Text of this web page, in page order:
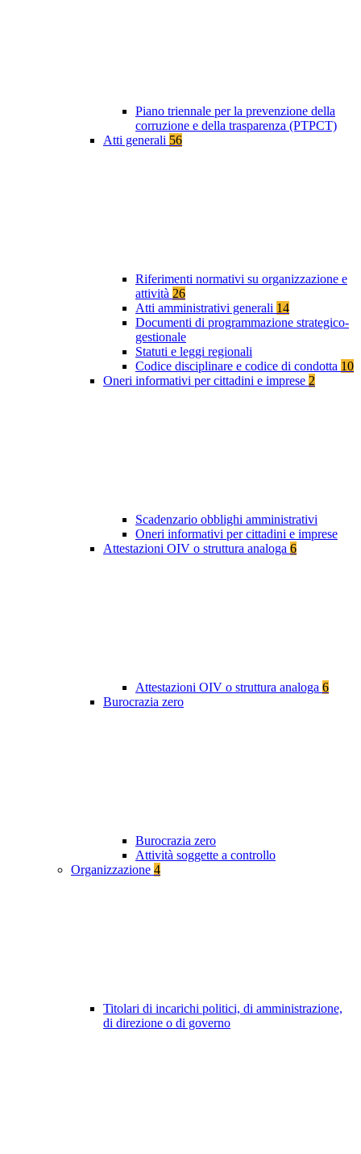
Piano triennale per la prevenzione della
corruzione e della trasparenza (PTPCT)
Atti generali 56
Riferimenti normativi su organizzazione e
attività 26
Atti amministrativi generali 14
Documenti di programmazione strategico-
gestionale
Statuti e leggi regionali
Codice disciplinare e codice di condotta 10
Oneri informativi per cittadini e imprese 2
Scadenzario obblighi amministrativi
Oneri informativi per cittadini e imprese
Attestazioni OIV o struttura analoga 6
Attestazioni OIV o struttura analoga 6
Burocrazia zero
Burocrazia zero
Attività soggette a controllo
Organizzazione 4
Titolari di incarichi politici, di amministrazione,
di direzione o di governo